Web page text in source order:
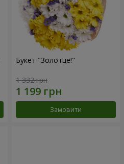
Букет "Золотце!"
1 332 грн
Замовити